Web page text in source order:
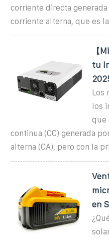
corriente directa
corriente alterna, que es
【
tu
Los
los
que
continua (CC) generada
alterna (CA), pero con la
en